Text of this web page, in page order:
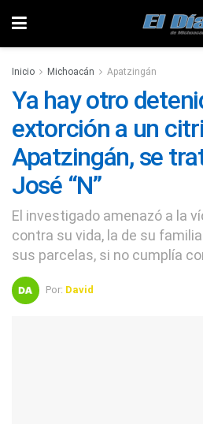
Inicio Michoacán Apatzingán
Ya hay otro
extorción a un
Apatzingán, se
José “N”
El investigado amenazó a la
contra su vida, la de su
sus parcelas, si no cumplía
Por: David